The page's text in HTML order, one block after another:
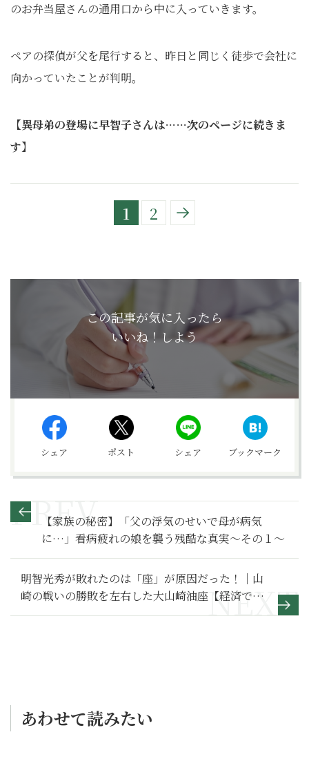
のお弁当屋さんの通用口から中に入っていきます。
ペアの探偵が父を尾行すると、昨日と同じく徒歩で会社に
向かっていたことが判明。
【異母弟の登場に早智子さんは……次のページに続きま
す】
1 2
この記事が気に入ったら
いいね！しよう
シェア ポスト シェア ブックマーク
【家族の秘密】「父の浮気のせいで母が病気
に…」看病疲れの娘を襲う残酷な真実～その１～
明智光秀が敗れたのは「座」が原因だった！｜山
崎の戦いの勝敗を左右した大山崎油座【経済でわ
かる日本史】
あわせて読みたい